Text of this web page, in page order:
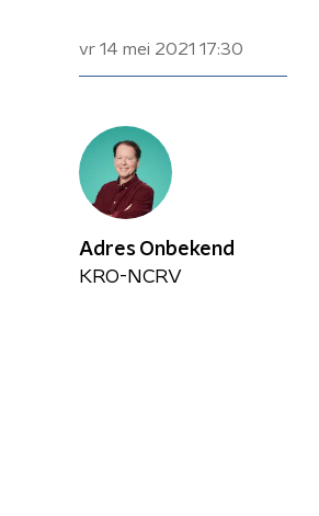
vr 14 mei 2021 17:30
Adres Onbekend
KRO-NCRV